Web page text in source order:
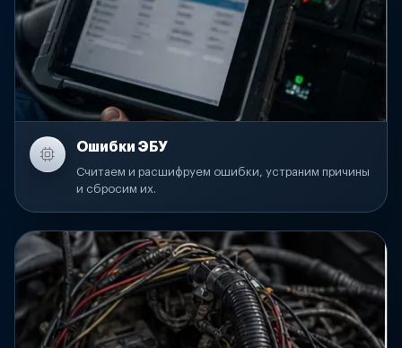
Ошибки ЭБУ
Считаем и расшифруем ошибки, устраним причины
и сбросим их.